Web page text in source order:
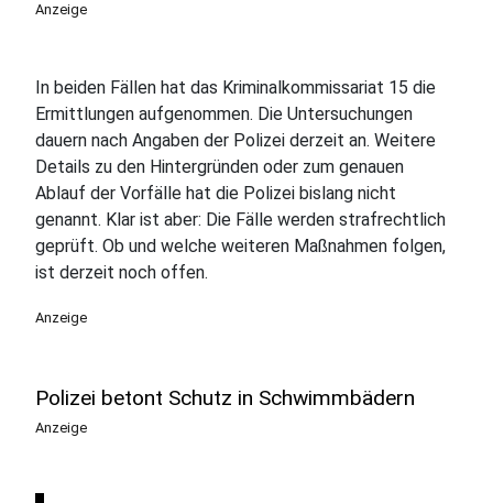
Anzeige
In beiden Fällen hat das Kriminalkommissariat 15 die
Ermittlungen aufgenommen. Die Untersuchungen
dauern nach Angaben der Polizei derzeit an. Weitere
Details zu den Hintergründen oder zum genauen
Ablauf der Vorfälle hat die Polizei bislang nicht
genannt. Klar ist aber: Die Fälle werden strafrechtlich
geprüft. Ob und welche weiteren Maßnahmen folgen,
ist derzeit noch offen.
Anzeige
Polizei betont Schutz in Schwimmbädern
Anzeige